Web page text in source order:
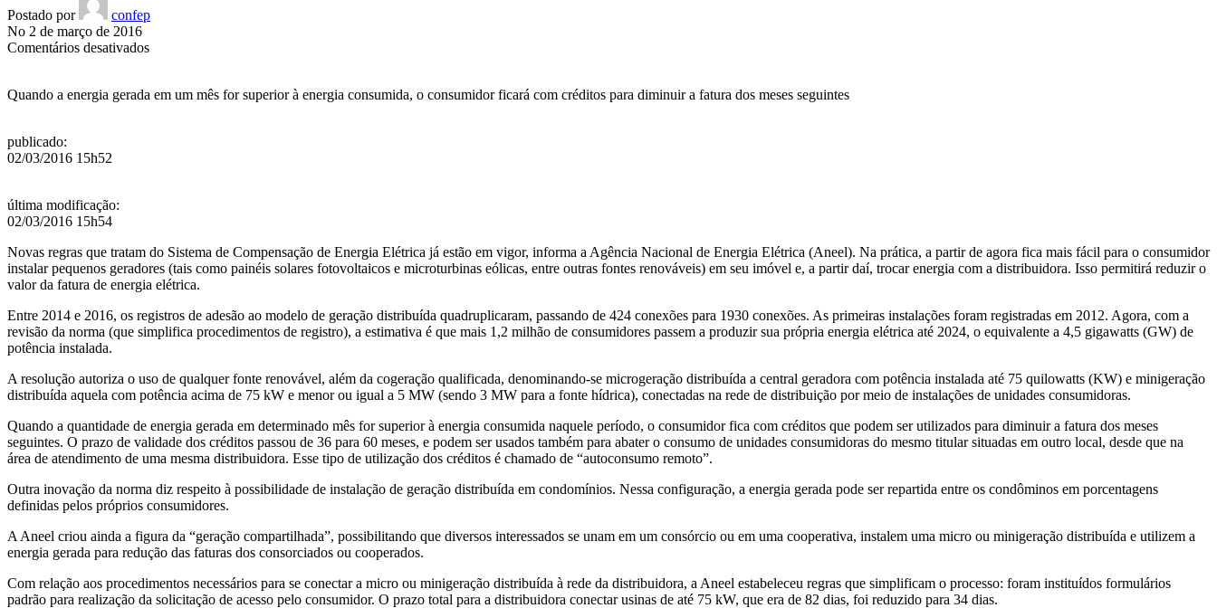
Postado por
confep
No 2 de março de 2016
Comentários desativadosem
estimula
Quando a energia gerada em um mês for superior à energia consumida, o consumidor ficará com créditos para diminuir a fatura dos meses seguintes
publicado:
02/03/2016 15h52
última modificação:
02/03/2016 15h54
Novas regras que tratam do Sistema de Compensação de Energia Elétrica já estão em vigor, informa a Agência Nacional de Energia Elétrica (Aneel). Na prática, a partir de agora fica mais fácil para o consumidor
instalar pequenos geradores (tais como painéis solares fotovoltaicos e microturbinas eólicas, entre outras fontes renováveis) em seu imóvel e, a partir daí, trocar energia com a distribuidora. Isso permitirá reduzir o
valor da fatura de energia elétrica.
Entre 2014 e 2016, os registros de adesão ao modelo de geração distribuída quadruplicaram, passando de 424 conexões para 1930 conexões. As primeiras instalações foram registradas em 2012. Agora, com a
revisão da norma (que simplifica procedimentos de registro), a estimativa é que mais 1,2 milhão de consumidores passem a produzir sua própria energia elétrica até 2024, o equivalente a 4,5 gigawatts (GW) de
potência instalada.
A resolução autoriza o uso de qualquer fonte renovável, além da cogeração qualificada, denominando-se microgeração distribuída a central geradora com potência instalada até 75 quilowatts (KW) e minigeração
distribuída aquela com potência acima de 75 kW e menor ou igual a 5 MW (sendo 3 MW para a fonte hídrica), conectadas na rede de distribuição por meio de instalações de unidades consumidoras.
Quando a quantidade de energia gerada em determinado mês for superior à energia consumida naquele período, o consumidor fica com créditos que podem ser utilizados para diminuir a fatura dos meses
seguintes. O prazo de validade dos créditos passou de 36 para 60 meses, e podem ser usados também para abater o consumo de unidades consumidoras do mesmo titular situadas em outro local, desde que na
área de atendimento de uma mesma distribuidora. Esse tipo de utilização dos créditos é chamado de “autoconsumo remoto”.
Outra inovação da norma diz respeito à possibilidade de instalação de geração distribuída em condomínios. Nessa configuração, a energia gerada pode ser repartida entre os condôminos em porcentagens
definidas pelos próprios consumidores.
A Aneel criou ainda a figura da “geração compartilhada”, possibilitando que diversos interessados se unam em um consórcio ou em uma cooperativa, instalem uma micro ou minigeração distribuída e utilizem a
energia gerada para redução das faturas dos consorciados ou cooperados.
Com relação aos procedimentos necessários para se conectar a micro ou minigeração distribuída à rede da distribuidora, a Aneel estabeleceu regras que simplificam o processo: foram instituídos formulários
padrão para realização da solicitação de acesso pelo consumidor. O prazo total para a distribuidora conectar usinas de até 75 kW, que era de 82 dias, foi reduzido para 34 dias.